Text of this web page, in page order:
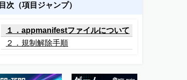
目次（項目ジャンプ）
１．appmanifestファイルについて
２．規制解除手順